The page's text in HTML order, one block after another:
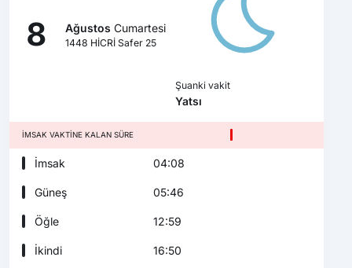
8 Ağustos Cumartesi
1448 HİCRİ Safer 25
Şuanki vakit
Yatsı
İMSAK VAKTINE KALAN SÜRE
İmsak 04:08
Güneş 05:46
Öğle 12:59
İkindi 16:50